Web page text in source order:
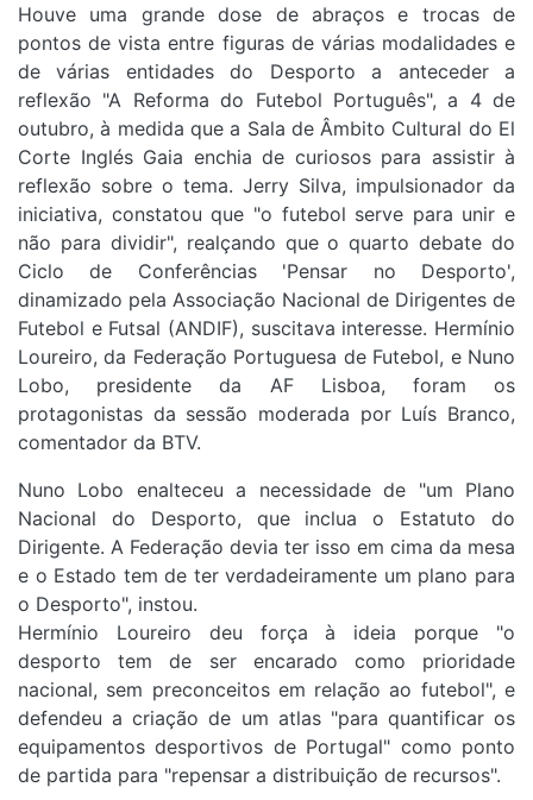
Houve uma grande dose de abraços e trocas de
pontos de vista entre figuras de várias modalidades e
de várias entidades do Desporto a anteceder a
reflexão "A Reforma do Futebol Português", a 4 de
outubro, à medida que a Sala de Âmbito Cultural do El
Corte Inglés Gaia enchia de curiosos para assistir à
reflexão sobre o tema. Jerry Silva, impulsionador da
iniciativa, constatou que "o futebol serve para unir e
não para dividir", realçando que o quarto debate do
Ciclo de Conferências 'Pensar no Desporto',
dinamizado pela Associação Nacional de Dirigentes de
Futebol e Futsal (ANDIF), suscitava interesse. Hermínio
Loureiro, da Federação Portuguesa de Futebol, e Nuno
Lobo, presidente da AF Lisboa, foram os
protagonistas da sessão moderada por Luís Branco,
comentador da BTV.
Nuno Lobo enalteceu a necessidade de "um Plano
Nacional do Desporto, que inclua o Estatuto do
Dirigente. A Federação devia ter isso em cima da mesa
e o Estado tem de ter verdadeiramente um plano para
o Desporto", instou.
Hermínio Loureiro deu força à ideia porque "o
desporto tem de ser encarado como prioridade
nacional, sem preconceitos em relação ao futebol", e
defendeu a criação de um atlas "para quantificar os
equipamentos desportivos de Portugal" como ponto
de partida para "repensar a distribuição de recursos".